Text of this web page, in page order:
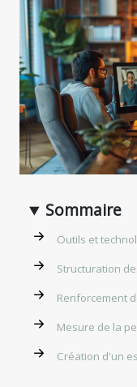
Sommaire
Outils et
Structuration
Renforcement
Mesure de la
Création d'un